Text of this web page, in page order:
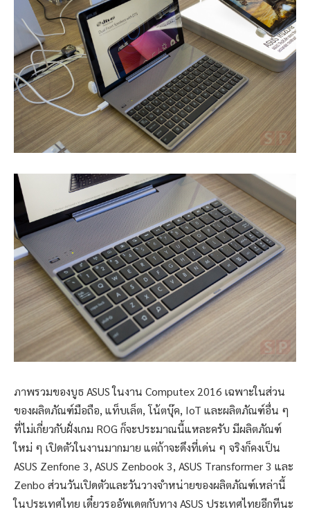
ภาพรวมของบูธ ASUS ในงาน Computex 2016 เฉพาะในส่วน
ของผลิตภัณฑ์มือถือ, แท็บเล็ต, โน้ตบุ๊ค, IoT และผลิตภัณฑ์อื่น ๆ
ที่ไม่เกี่ยวกับฝั่งเกม ROG ก็จะประมาณนี้แหละครับ มีผลิตภัณฑ์
ใหม่ ๆ เปิดตัวในงานมากมาย แต่ถ้าจะดึงที่เด่น ๆ จริงก็คงเป็น
ASUS Zenfone 3, ASUS Zenbook 3, ASUS Transformer 3 และ
Zenbo ส่วนวันเปิดตัวและวันวางจำหน่ายของผลิตภัณฑ์เหล่านี้
ในประเทศไทย เดี๋ยวรออัพเดตกับทาง ASUS ประเทศไทยอีกทีนะ